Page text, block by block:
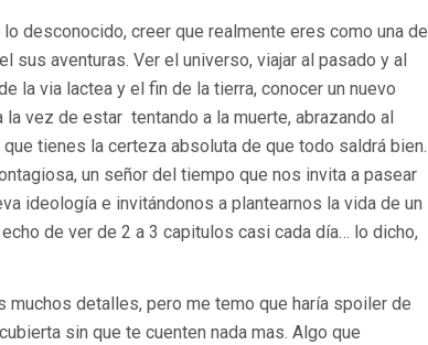
desconocido, creer que realmente eres como una de
sus aventuras. Ver el universo, viajar al pasado y al
la via lactea y el fin de la tierra, conocer un nuevo
vez de estar tentando a la muerte, abrazando al
tienes la certeza absoluta de que todo saldrá bien.
un señor del tiempo que nos invita a pasear
ideología e invitándonos a plantearnos la vida de un
de ver de 2 a 3 capitulos casi cada día… lo dicho,
detalles, pero me temo que haría spoiler de
sin que te cuenten nada mas. Algo que